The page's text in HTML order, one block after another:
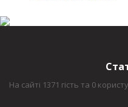
На сайті 1371 гість та 0